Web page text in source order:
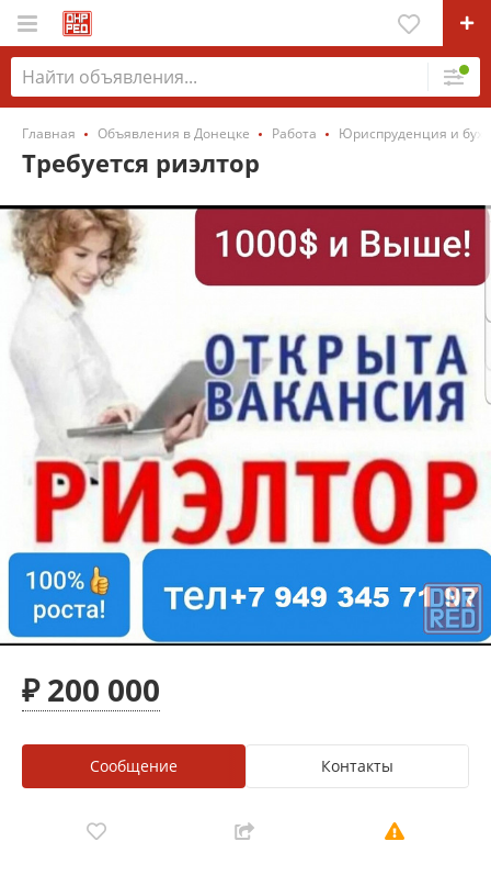
Главная Объявления в Донецке Работа Юриспруденция и
Требуется риэлтор
₽ 200 000
Сообщение Контакты